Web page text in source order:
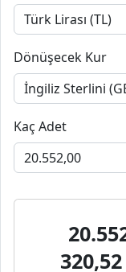
Dönüşecek Kur
Kaç Adet
320,52